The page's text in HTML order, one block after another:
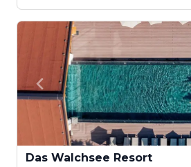
Das Walchsee Resort